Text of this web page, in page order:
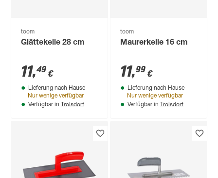
toom
Glättekelle 28 cm
11,49 €
Lieferung nach Hause
Nur wenige verfügbar
Verfügbar in Troisdorf
toom
Maurerkelle 16 cm
11,99 €
Lieferung nach Hause
Nur wenige verfügbar
Verfügbar in Troisdorf